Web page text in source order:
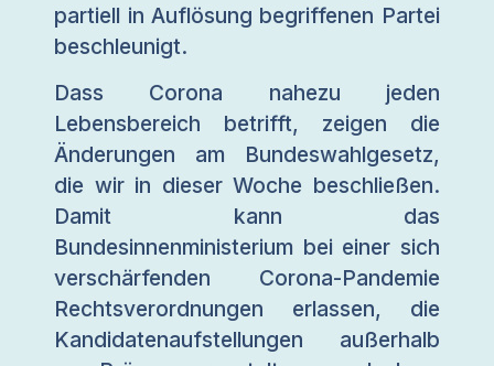
partiell in Auflösung begriffenen Partei
beschleunigt.
Dass Corona nahezu jeden
Lebensbereich betrifft, zeigen die
Änderungen am Bundeswahlgesetz,
die wir in dieser Woche beschließen.
Damit kann das
Bundesinnenministerium bei einer sich
verschärfenden Corona-Pandemie
Rechtsverordnungen erlassen, die
Kandidatenaufstellungen außerhalb